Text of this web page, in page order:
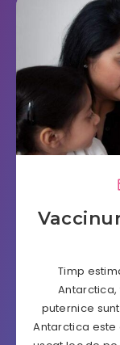
Timp
puternice
Antarctica este